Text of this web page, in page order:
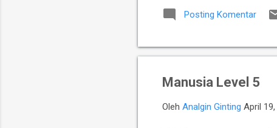
para talenta muda
yang diperkuat jajaran
Posting Komentar
Manusia Level 5
Oleh Analgin Ginting April 19,